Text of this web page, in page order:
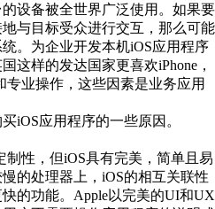
设备被全世界广泛使用。如果要
与目标受众进行交互，那么可能
。为企业开发本机iOS应用程序
这样的发达国家更喜欢iPhone，
专业操作，这些因素是业务应用
iOS应用程序的一些原因。
制性，但iOS具有完美，简单且易
的处理器上，iOS的相互关联性
的功能。Apple以完美的UI和UX